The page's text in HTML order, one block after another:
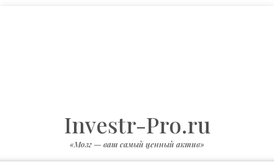
Investr-Pro.ru
«Мозг — ваш самый ценный актив»